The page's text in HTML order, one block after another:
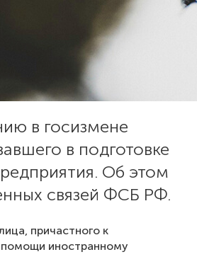
в госизмене
в подготовке
Об этом
связей ФСБ РФ.
причастного к
помощи иностранному